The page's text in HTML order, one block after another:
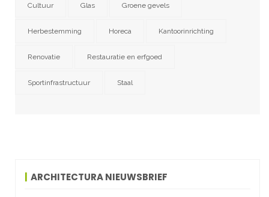
Cultuur Glas Groene gevels
Herbestemming Horeca Kantoorinrichting
Renovatie Restauratie en erfgoed
Sportinfrastructuur Staal
ARCHITECTURA NIEUWSBRIEF